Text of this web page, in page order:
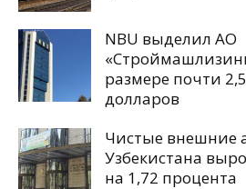
NBU выделил АО
размере почти
долларов
Чистые внешние
Узбекистана
на 1,72 процента